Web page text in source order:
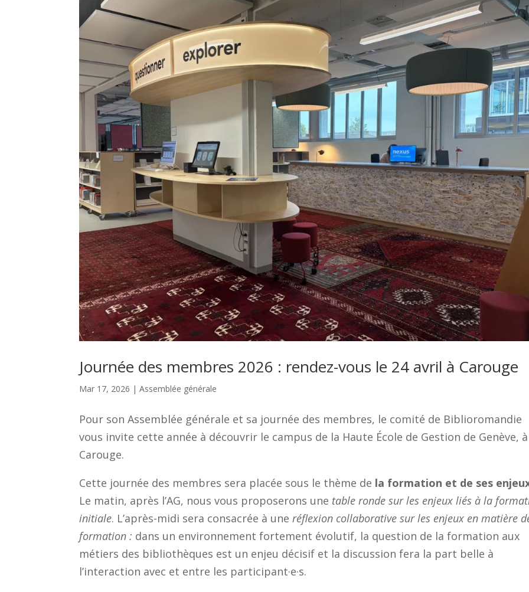
Journée des membres 2026 : rendez-vous le 24 avril à Carouge
Mar 17, 2026 |Assemblée générale
Pour son Assemblée générale et sa journée des membres, le comité de Biblioromandie
vous invite cette année à découvrir le campus de la Haute École de Gestion de Genève, à
Carouge.
Cette journée des membres sera placée sous le thème de la formation et de ses
Le matin, après l’AG, nous vous proposerons une table ronde sur les enjeux liés à la
initiale. L’après-midi sera consacrée à uneréflexion collaborative sur les enjeux en matière
formation : dans un environnement fortement évolutif, la question de la formation aux
métiers des bibliothèques est un enjeu décisif et la discussion fera la part belle à
l’interaction avec et entre les participant·e·s.